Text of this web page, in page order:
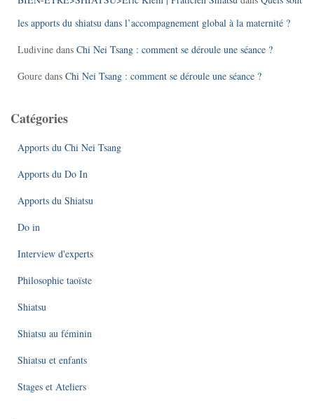
les apports du shiatsu dans l’accompagnement global à la maternité ?
Ludivine dans Chi Nei Tsang : comment se déroule une séance ?
Goure dans Chi Nei Tsang : comment se déroule une séance ?
Catégories
Apports du Chi Nei Tsang
Apports du Do In
Apports du Shiatsu
Do in
Interview d'experts
Philosophie taoïste
Shiatsu
Shiatsu au féminin
Shiatsu et enfants
Stages et Ateliers